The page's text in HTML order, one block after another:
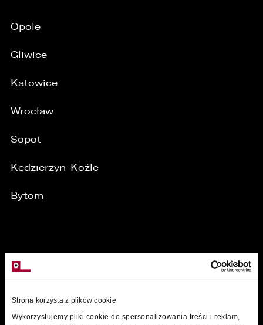
Strona korzysta z plików cookie
Wykorzystujemy pliki cookie do spersonalizowania treści i reklam,
Opole
Gliwice
Katowice
Wrocław
Sopot
Kędzierzyn-Koźle
Bytom